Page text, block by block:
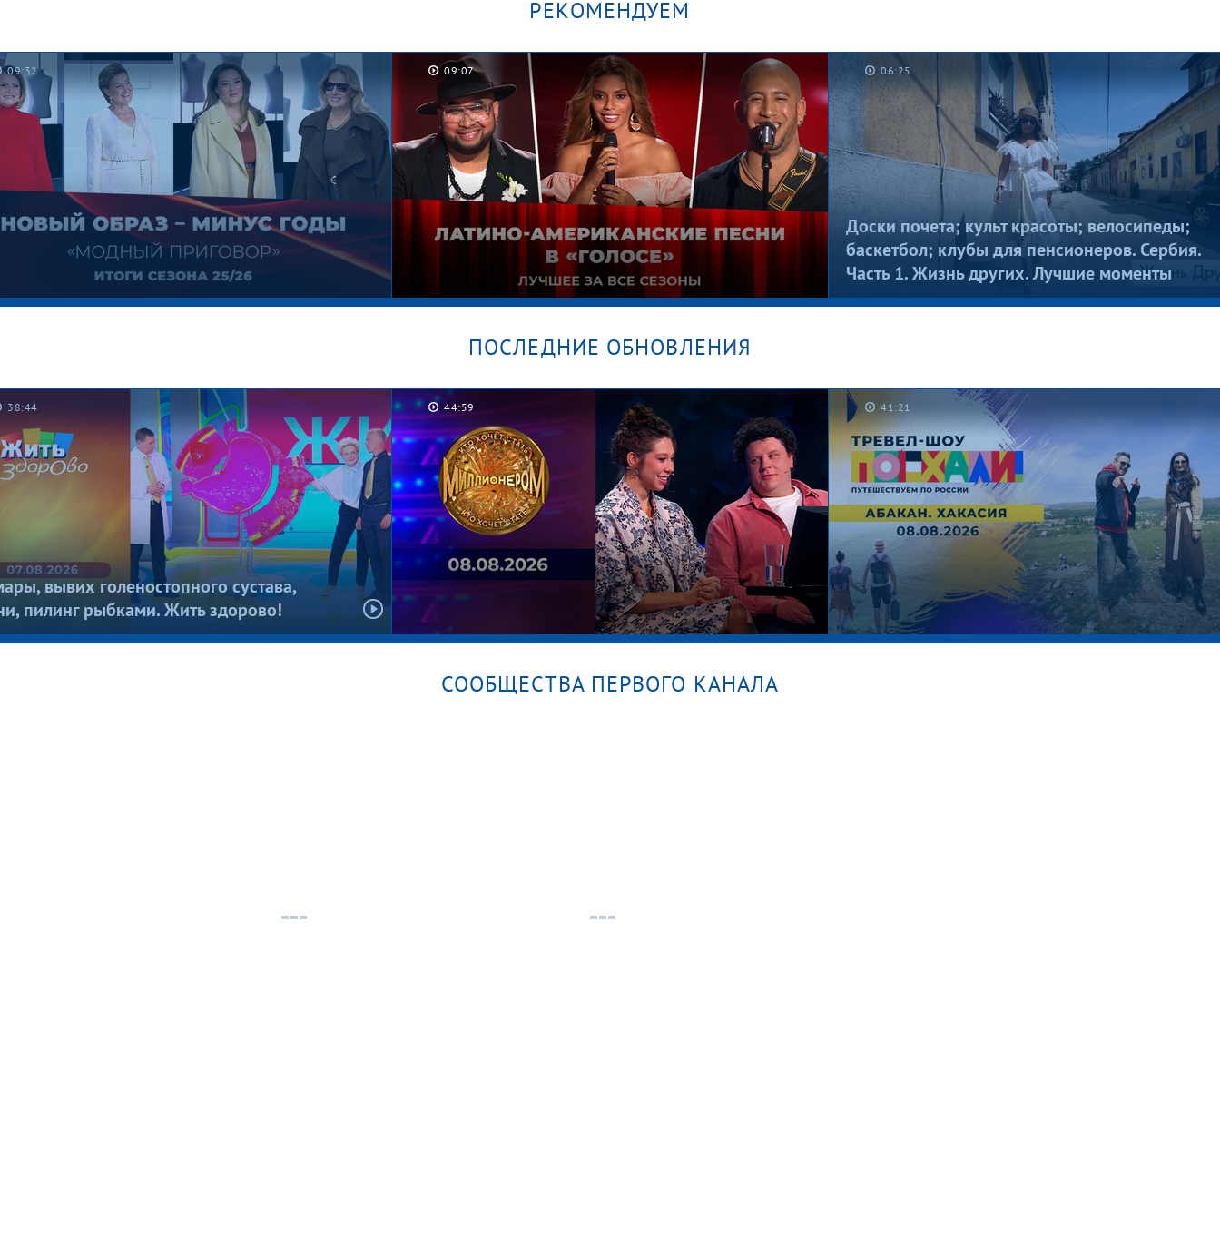
красавица. Давай поженимся! Секрет Дианы. Мужское / Женское Котлеты на шкафу. Мужское / Женское
РЕКОМЕНДУЕМ
09:32
годы: преображения, которые
все. Модный приговор. Итоги
09:07
От Lambada до Despacito.
Латиноамериканские хиты в шоу «Голос».
Лучшие выступления за все сезоны
06:25
Доски почета; культ красоты; велосипеды;
баскетбол; клубы для пенсионеров. Сербия.
Часть 1. Жизнь других. Лучшие моменты
ПОСЛЕДНИЕ ОБНОВЛЕНИЯ
38:44
вывих голеностопного сустава,
пилинг рыбками. Жить здорово!
44:59 41:21
СООБЩЕСТВА ПЕРВОГО КАНАЛА